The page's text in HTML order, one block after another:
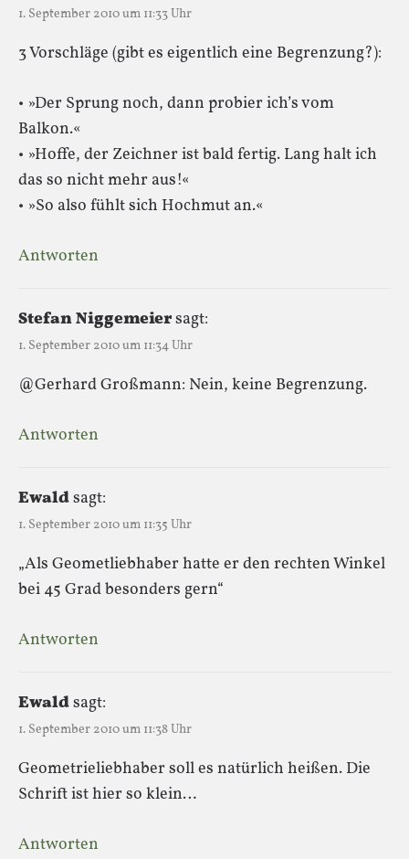
1. September 2010 um 11:33 Uhr
3 Vorschläge (gibt es eigentlich eine Begrenzung?):
• »Der Sprung noch, dann probier ich’s vom
Balkon.«
• »Hoffe, der Zeichner ist bald fertig. Lang halt ich
das so nicht mehr aus!«
• »So also fühlt sich Hochmut an.«
Antworten
Stefan Niggemeiersagt:
1. September 2010 um 11:34 Uhr
@Gerhard Großmann: Nein, keine Begrenzung.
Antworten
Ewaldsagt:
1. September 2010 um 11:35 Uhr
„Als Geometliebhaber hatte er den rechten Winkel
bei 45 Grad besonders gern“
Antworten
Ewaldsagt:
1. September 2010 um 11:38 Uhr
Geometrieliebhaber soll es natürlich heißen. Die
Schrift ist hier so klein…
Antworten